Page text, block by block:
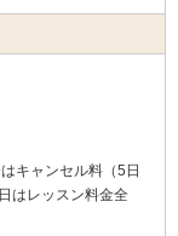
キャンセル料（5日
はレッスン料金全